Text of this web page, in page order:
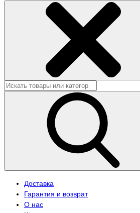
Доставка
Гарантия и возврат
О нас